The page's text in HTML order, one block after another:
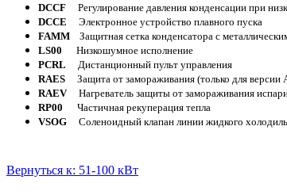
DCCF
Регулирование давления конденсации при
DCCE
Электронное устройство плавного пуска
FAMM Защитная сетка конденсатора с
LS00 Низкошумное исполнение
PCRL
Дистанционный пульт управления
RAES
Защита от замораживания (только для версии
RAEV
Нагреватель защиты от замораживания
RP00 Частичная рекуперация тепла
VSOG
Соленоидный клапан линии жидкого
Вернуться к: 51-100 кВт